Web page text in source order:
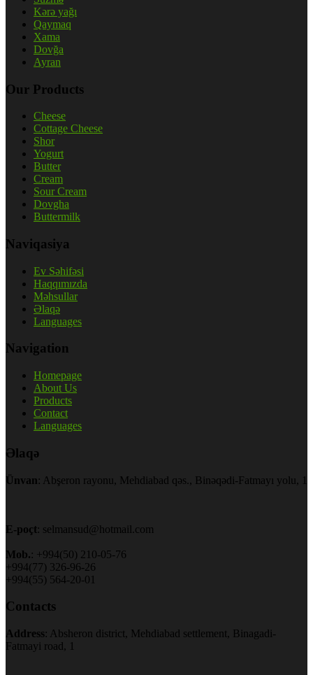
Kərə yağı
Qaymaq
Xama
Dovğa
Ayran
Our Products
Cheese
Cottage Cheese
Shor
Yogurt
Butter
Cream
Sour Cream
Dovgha
Buttermilk
Naviqasiya
Ev Səhifəsi
Haqqımızda
Məhsullar
Əlaqə
Languages
Navigation
Homepage
About Us
Products
Contact
Languages
Əlaqə
Ünvan: Abşeron rayonu, Mehdiabad qəs., Binəqədi-Fatmayı yolu, 1
E-poçt: selmansud@hotmail.com
Mob.: +994(50) 210-05-76
+994(77) 326-96-26
+994(55) 564-20-01
Contacts
Address: Absheron district, Mehdiabad settlement, Binagadi-
Fatmayi road, 1